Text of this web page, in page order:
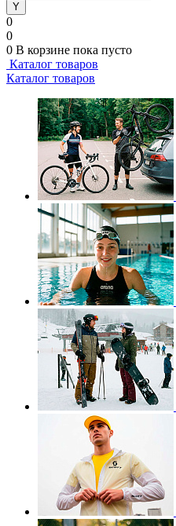
0
0
0 В корзине пока пусто
Каталог товаров
Каталог товаров